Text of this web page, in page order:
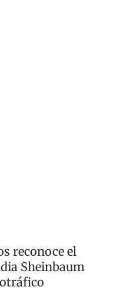
reconoce el
Sheinbaum